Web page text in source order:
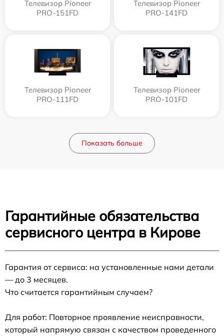
Телевизор Pioneer
PRO-151FD
Телевизор Pioneer
PRO-141FD
Телевизор Pioneer
PRO-111FD
Телевизор Pioneer
PRO-101FD
Показать больше
Гарантийные обязательства
сервисного центра в Кирове
Гарантия от сервиса: на установленные нами детали
— до 3 месяцев.
Что считается гарантийным случаем?
Для работ: Повторное проявление неисправности,
который напрямую связан с качеством проведенного